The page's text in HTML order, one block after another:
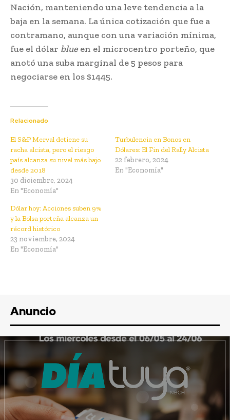
Nación, manteniendo una leve tendencia a la
baja en la semana. La única cotización que fue a
contramano, aunque con una variación mínima,
fue el dólar blueen el microcentro porteño, que
anotó una suba marginal de 5 pesos para
negociarse en los $1445.
Relacionado
El S&P Merval detiene su
racha alcista, pero el riesgo
país alcanza su nivel más bajo
desde 2018
30 diciembre, 2024
En "Economía"
Turbulencia en Bonos en
Dólares: El Fin del Rally Alcista
22 febrero, 2024
En "Economía"
Dólar hoy: Acciones suben 9%
y la Bolsa porteña alcanza un
récord histórico
23 noviembre, 2024
En "Economía"
Anuncio